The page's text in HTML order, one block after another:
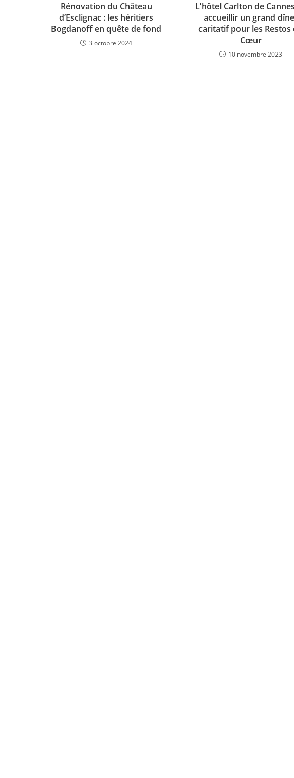
Rénovation du Château
d’Esclignac : les héritiers
Bogdanoff en quête de fond
3 octobre 2024
L’hôtel Carlton de
accueillir un grand
caritatif pour les Restos
Cœur
10 novembre 2023